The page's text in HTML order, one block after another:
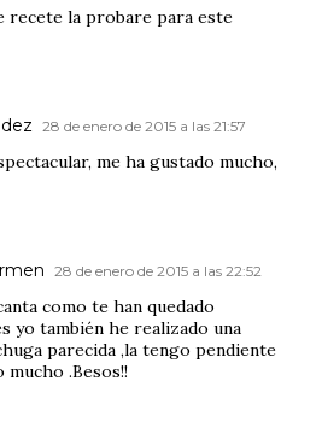
recete la probare para este
28 de enero de 2015 a las 21:57
me ha gustado mucho,
28 de enero de 2015 a las 22:52
como te han quedado
yo también he realizado una
parecida ,la tengo pendiente
mucho .Besos!!